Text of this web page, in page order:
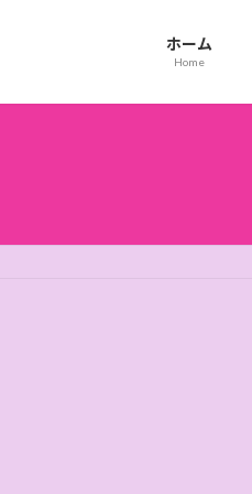
ホーム
Home